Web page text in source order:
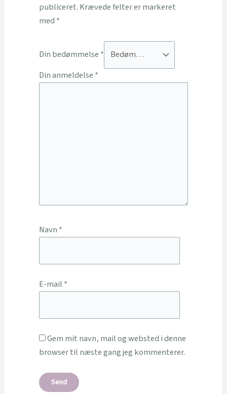
publiceret. Krævede felter er markeret
med *
Din bedømmelse *
Din anmeldelse *
Navn *
E-mail *
Gem mit navn, mail og websted i denne
browser til næste gang jeg kommenterer.